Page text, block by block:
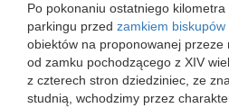
Po pokonaniu ostatniego
parkingu przed zamkiem biskupów
obiektów na proponowanej
od zamku pochodzącego z XIV
z czterech stron dziedziniec, ze
studnią, wchodzimy przez